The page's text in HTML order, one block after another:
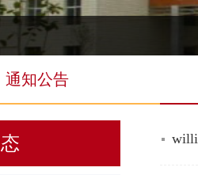
通知公告